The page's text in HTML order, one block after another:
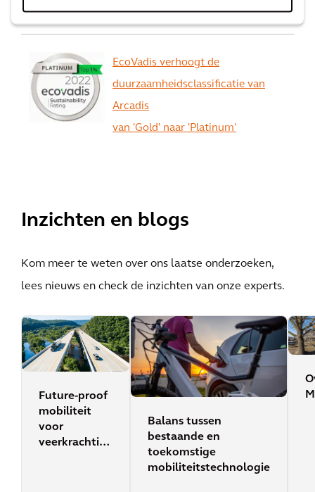
EcoVadis verhoogt de
duurzaamheidsclassificatie van
Arcadis
van 'Gold' naar 'Platinum'
Inzichten en blogs
Kom meer te weten over ons laatse onderzoeken,
lees nieuws en check de inzichten van onze experts.
Future-proof
mobiliteit
voor
veerkrachtige
Balans tussen
bestaande en
toekomstige
mobiliteitstechnologie